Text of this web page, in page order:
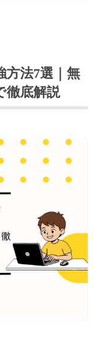
方法7選｜無
徹底解説